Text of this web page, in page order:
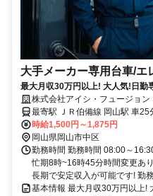
大手メーカー専用台車/エ
最大月収30万円以上! 大人気!日勤
ー♪派遣先への直接雇用の実績多
き寮完備!
株式会社アイシ・フュージョン
最寄駅 ＪＲ伯備線 岡山駅 車
時給1,500円～1,875円
岡山県岡山市中区
勤務時間 勤務時間 08:00～
忙期8時~16時45分時間変更あ
長期で安定収入が可能です! 勤務
基本情報 最大月収30万円以上!